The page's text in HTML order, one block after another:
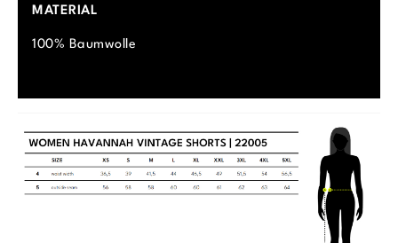
MATERIAL
100% Baumwolle